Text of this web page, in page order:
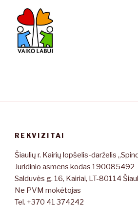
REKVIZITAI
Šiaulių r. Kairių lopšelis-darželis
Juridinio asmens kodas 190085492
Salduvės g. 16, Kairiai, LT-80114
Ne PVM mokėtojas
Tel. +370 41 374242